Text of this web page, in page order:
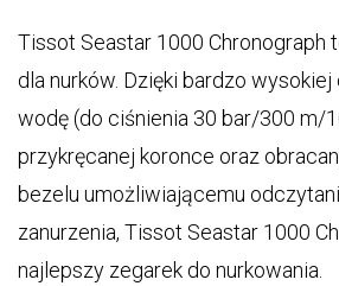
Tissot Seastar 1000 Chronograph
dla nurków. Dzięki bardzo
wodę (do ciśnienia 30 bar/300 m/
przykręcanej koronce oraz
bezelu umożliwiającemu
zanurzenia, Tissot Seastar 1000
najlepszy zegarek do nurkowania.